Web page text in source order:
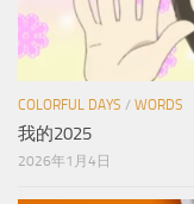
COLORFUL DAYS / WORDS
我的2025
2026年1月4日